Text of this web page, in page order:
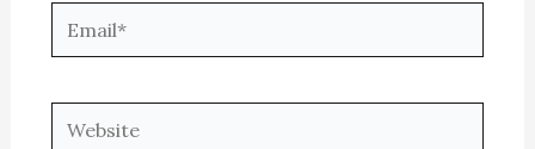
Email*
Website